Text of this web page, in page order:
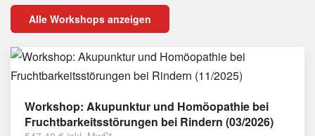
Alle Workshops anzeigen
Workshop: Akupunktur und Homöopathie bei
Fruchtbarkeitsstörungen bei Rindern (03/2026)